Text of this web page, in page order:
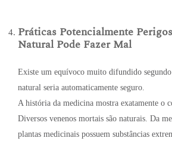
Práticas Potencialmente
Natural Pode Fazer Mal
Existe um equívoco muito difundido
natural seria automaticamente seguro.
A história da medicina mostra exatamente o
Diversos venenos mortais são naturais. Da
plantas medicinais possuem substâncias